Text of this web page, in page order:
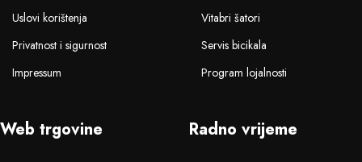
Uslovi korištenja
Privatnost i sigurnost
Impressum
Vitabri šatori
Servis bicikala
Program lojalnosti
Web trgovine Radno vrijeme